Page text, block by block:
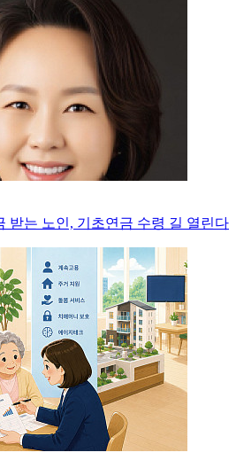
받는 노인, 기초연금 수령 길 열린다